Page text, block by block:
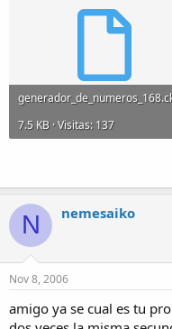
7.5 KB · Visitas: 137
N nemesaiko
Nov 8, 2006
amigo ya se cual es tu